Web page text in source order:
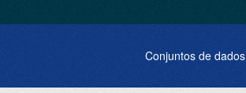
Conjuntos de dados